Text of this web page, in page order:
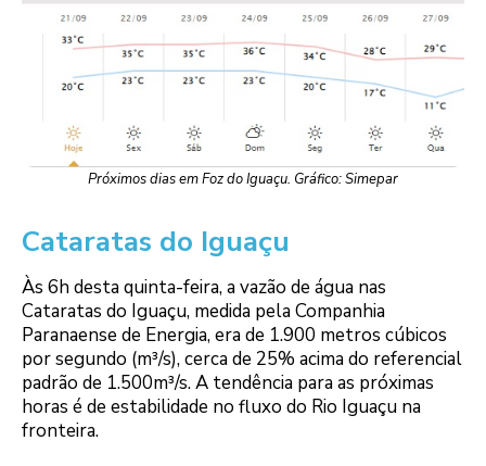
Próximos dias em Foz do Iguaçu. Gráfico: Simepar
Cataratas do Iguaçu
Às 6h desta quinta-feira, a vazão de água nas
Cataratas do Iguaçu, medida pela Companhia
Paranaense de Energia, era de 1.900 metros cúbicos
por segundo (m³/s), cerca de 25% acima do referencial
padrão de 1.500m³/s. A tendência para as próximas
horas é de estabilidade no fluxo do Rio Iguaçu na
fronteira.